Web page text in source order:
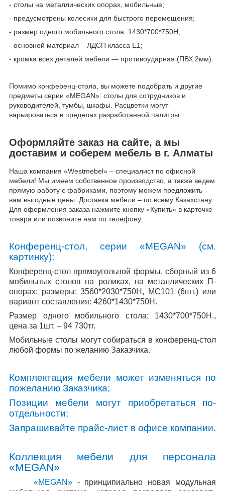
- столы на металлических опорах, мобильные;
- предусмотрены колесики для быстрого перемещения;
- размер одного мобильного стола: 1430*700*750Н;
- основной материал – ЛДСП класса Е1;
- кромка всех деталей мебели ― противоударная (ПВХ 2мм).
Помимо конференц-стола, вы можете подобрать и другие
предметы серии «MEGAN»: столы для сотрудников и
руководителей, тумбы, шкафы. Расцветки могут
варьироваться в пределах разработанной палитры.
Оформляйте заказ на сайте, а мы
доставим и соберем мебель в г. Алматы
Наша компания «Westmebel» – специалист по офисной
мебели! Мы имеем собственное производство, а также ведем
прямую работу с фабриками, поэтому можем предложить
вам выгодные цены. Доставка мебели – по всему Казахстану.
Для оформления заказа нажмите кнопку «Купить» в карточке
товара или позвоните нам по телефону.
Конференц-стол, серии «MEGAN» (см.
картинку):
Конференц-стол прямоугольной формы, сборный из 6
мобильных столов на роликах, на металлических П-
опорах; размеры: 3560*2030*750Н,
MС101 (6шт.) или
вариант составления: 4260*1430*750Н.
Размер одного мобильного стола: 1430*700*750Н.,
цена за 1шт. – 94 730тг.
Мобильные столы могут собираться в конференц-стол
любой формы по желанию Заказчика.
Комплектация мебели может изменяться по
пожеланию Заказчика;
Позиции мебели могут приобретаться по-
отдельности;
Запрашивайте прайс-лист в офисе компании.
Коллекция мебели для персонала
«MEGAN»
«MEGAN»- принципиально новая модульная